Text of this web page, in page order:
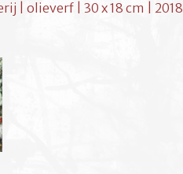
| olieverf | 30 x 18 cm | 2018